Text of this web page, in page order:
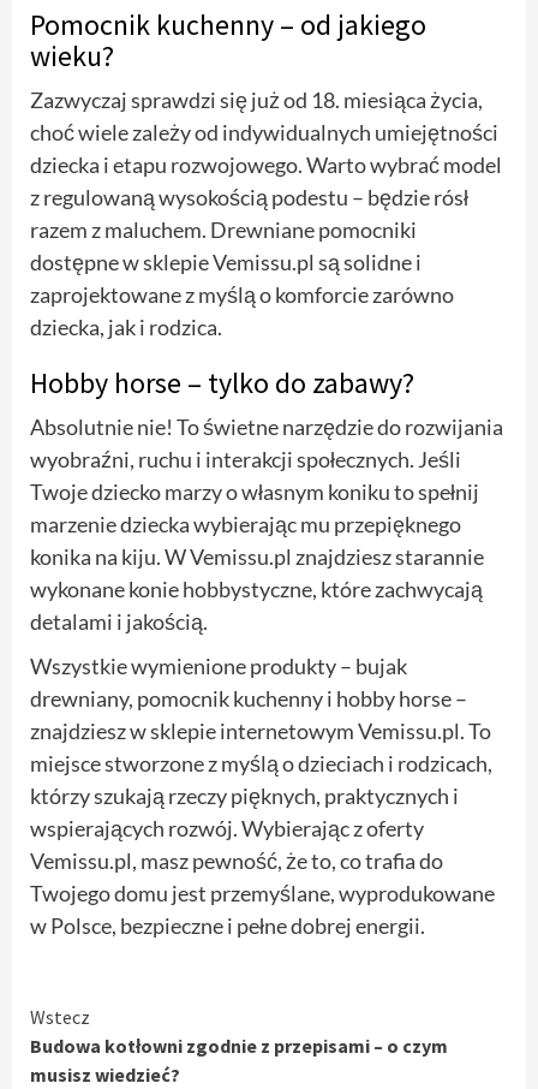
Pomocnik kuchenny – od jakiego
wieku?
Zazwyczaj sprawdzi się już od 18. miesiąca życia,
choć wiele zależy od indywidualnych umiejętności
dziecka i etapu rozwojowego. Warto wybrać model
z regulowaną wysokością podestu – będzie rósł
razem z maluchem. Drewniane pomocniki
dostępne w sklepie Vemissu.pl są solidne i
zaprojektowane z myślą o komforcie zarówno
dziecka, jak i rodzica.
Hobby horse – tylko do zabawy?
Absolutnie nie! To świetne narzędzie do rozwijania
wyobraźni, ruchu i interakcji społecznych. Jeśli
Twoje dziecko marzy o własnym koniku to spełnij
marzenie dziecka wybierając mu przepięknego
konika na kiju. W Vemissu.pl znajdziesz starannie
wykonane konie hobbystyczne, które zachwycają
detalami i jakością.
Wszystkie wymienione produkty – bujak
drewniany, pomocnik kuchenny i hobby horse –
znajdziesz w sklepie internetowym Vemissu.pl. To
miejsce stworzone z myślą o dzieciach i rodzicach,
którzy szukają rzeczy pięknych, praktycznych i
wspierających rozwój. Wybierając z oferty
Vemissu.pl, masz pewność, że to, co trafia do
Twojego domu jest przemyślane, wyprodukowane
w Polsce, bezpieczne i pełne dobrej energii.
Czytaj
dalej
Wstecz
Budowa kotłowni zgodnie z przepisami – o czym
musisz wiedzieć?